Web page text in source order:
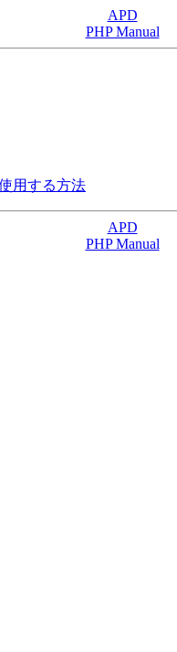
APD
PHP Manual
用する方法
APD
PHP Manual